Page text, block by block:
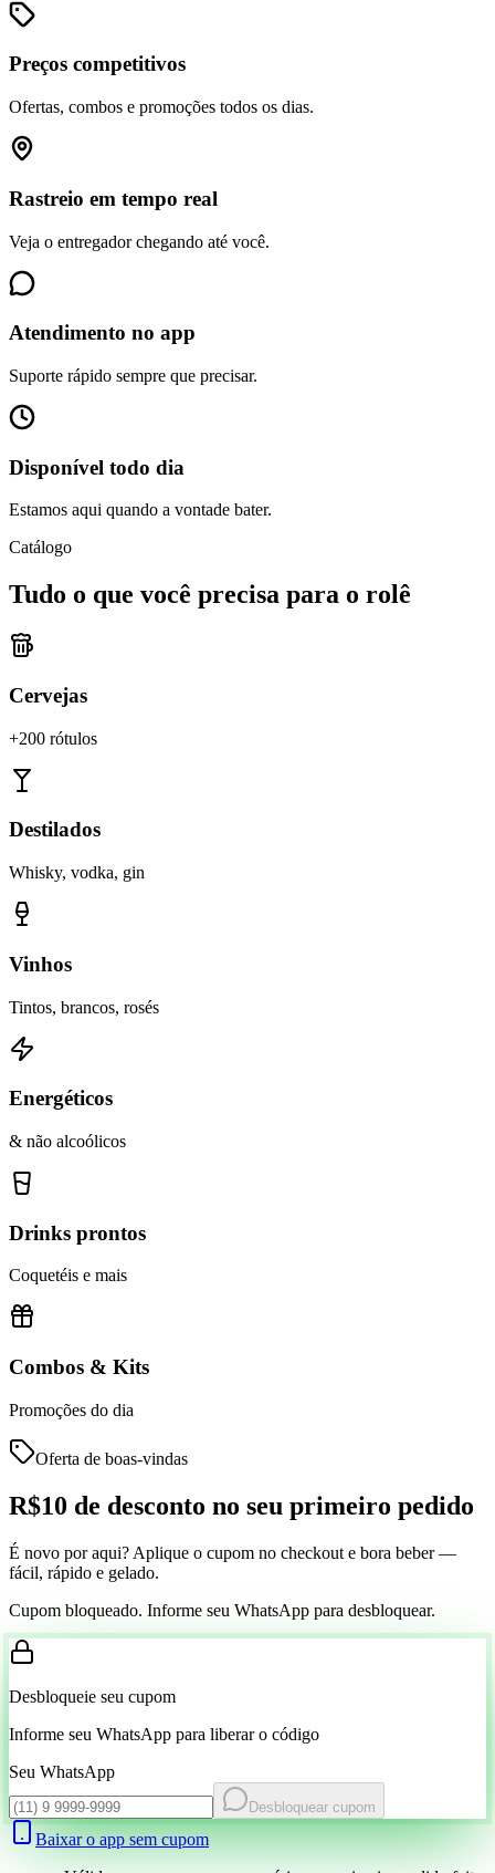
Preços competitivos
Ofertas, combos e promoções todos os dias.
Rastreio em tempo real
Veja o entregador chegando até você.
Atendimento no app
Suporte rápido sempre que precisar.
Disponível todo dia
Estamos aqui quando a vontade bater.
Catálogo
Tudo o que você precisa para o rolê
Cervejas
+200 rótulos
Destilados
Whisky, vodka, gin
Vinhos
Tintos, brancos, rosés
Energéticos
& não alcoólicos
Drinks prontos
Coquetéis e mais
Combos & Kits
Promoções do dia
Oferta de boas-vindas
R$10 de desconto no seu primeiro pedido
É novo por aqui? Aplique o cupom no checkout e bora beber —
fácil, rápido e gelado.
Cupom bloqueado. Informe seu WhatsApp para desbloquear.
Desbloqueie seu cupom
Informe seu WhatsApp para liberar o código
Seu WhatsApp
Desbloquear cupom
Baixar o app sem cupom